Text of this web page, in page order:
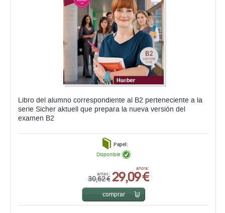
Libro del alumno correspondiente al B2 perteneciente a la
serie Sicher aktuell que prepara la nueva versión del
examen B2
Papel:
antes:
30,62 €
ahora:
29,09 €
Disponible
comprar